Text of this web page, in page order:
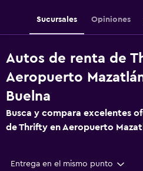
Sucursales Opiniones
Autos de renta de
Aeropuerto
Buelna
Busca y compara excelentes
de Thrifty en Aeropuerto
Entrega en el mismo punto